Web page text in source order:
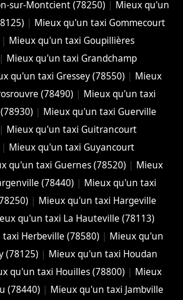
sur-Montcient (78250) | Mieux qu'un
| Mieux qu'un taxi Gommecourt
| Mieux qu'un taxi Goupillières
| Mieux qu'un taxi Grandchamp
qu'un taxi Gressey (78550) | Mieux
(78490) | Mieux qu'un taxi
| Mieux qu'un taxi Guerville
| Mieux qu'un taxi Guitrancourt
| Mieux qu'un taxi Guyancourt
qu'un taxi Guernes (78520) | Mieux
(78440) | Mieux qu'un taxi
| Mieux qu'un taxi Hargeville
qu'un taxi La Hauteville (78113)
Herbeville (78580) | Mieux qu'un
(78125) | Mieux qu'un taxi Houdan
qu'un taxi Houilles (78800) | Mieux
(78440) | Mieux qu'un taxi Jambville